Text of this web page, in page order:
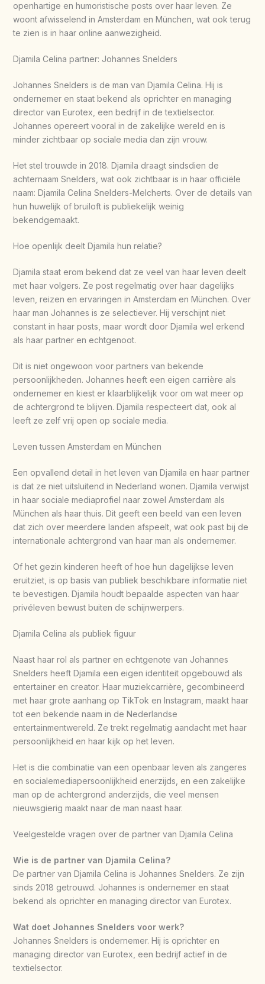
openhartige en humoristische posts over haar leven. Ze
woont afwisselend in Amsterdam en München, wat ook terug
te zien is in haar online aanwezigheid.
Djamila Celina partner: Johannes Snelders
Johannes Snelders is de man van Djamila Celina. Hij is
ondernemer en staat bekend als oprichter en managing
director van Eurotex, een bedrijf in de textielsector.
Johannes opereert vooral in de zakelijke wereld en is
minder zichtbaar op sociale media dan zijn vrouw.
Het stel trouwde in 2018. Djamila draagt sindsdien de
achternaam Snelders, wat ook zichtbaar is in haar officiële
naam: Djamila Celina Snelders-Melcherts. Over de details van
hun huwelijk of bruiloft is publiekelijk weinig
bekendgemaakt.
Hoe openlijk deelt Djamila hun relatie?
Djamila staat erom bekend dat ze veel van haar leven deelt
met haar volgers. Ze post regelmatig over haar dagelijks
leven, reizen en ervaringen in Amsterdam en München. Over
haar man Johannes is ze selectiever. Hij verschijnt niet
constant in haar posts, maar wordt door Djamila wel erkend
als haar partner en echtgenoot.
Dit is niet ongewoon voor partners van bekende
persoonlijkheden. Johannes heeft een eigen carrière als
ondernemer en kiest er klaarblijkelijk voor om wat meer op
de achtergrond te blijven. Djamila respecteert dat, ook al
leeft ze zelf vrij open op sociale media.
Leven tussen Amsterdam en München
Een opvallend detail in het leven van Djamila en haar partner
is dat ze niet uitsluitend in Nederland wonen. Djamila verwijst
in haar sociale mediaprofiel naar zowel Amsterdam als
München als haar thuis. Dit geeft een beeld van een leven
dat zich over meerdere landen afspeelt, wat ook past bij de
internationale achtergrond van haar man als ondernemer.
Of het gezin kinderen heeft of hoe hun dagelijkse leven
eruitziet, is op basis van publiek beschikbare informatie niet
te bevestigen. Djamila houdt bepaalde aspecten van haar
privéleven bewust buiten de schijnwerpers.
Djamila Celina als publiek figuur
Naast haar rol als partner en echtgenote van Johannes
Snelders heeft Djamila een eigen identiteit opgebouwd als
entertainer en creator. Haar muziekcarrière, gecombineerd
met haar grote aanhang op TikTok en Instagram, maakt haar
tot een bekende naam in de Nederlandse
entertainmentwereld. Ze trekt regelmatig aandacht met haar
persoonlijkheid en haar kijk op het leven.
Het is die combinatie van een openbaar leven als zangeres
en socialemediapersoonlijkheid enerzijds, en een zakelijke
man op de achtergrond anderzijds, die veel mensen
nieuwsgierig maakt naar de man naast haar.
Veelgestelde vragen over de partner van Djamila Celina
Wie is de partner van Djamila Celina?
De partner van Djamila Celina is Johannes Snelders. Ze zijn
sinds 2018 getrouwd. Johannes is ondernemer en staat
bekend als oprichter en managing director van Eurotex.
Wat doet Johannes Snelders voor werk?
Johannes Snelders is ondernemer. Hij is oprichter en
managing director van Eurotex, een bedrijf actief in de
textielsector.